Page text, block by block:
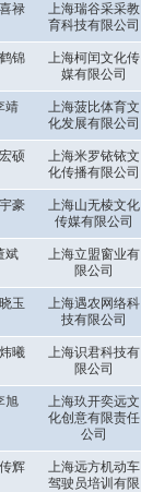
禄
上海瑞谷采采教
育科技有限公司
锦
上海柯闰文化传
媒有限公司
靖
上海菠比体育文
化发展有限公司
硕
上海米罗铱铱文
化传播有限公司
豪
上海山无棱文化
传媒有限公司
斌
上海立盟窗业有
限公司
玉
上海遇农网络科
技有限公司
曦
上海识君科技有
限公司
旭
上海玖开奕远文
化创意有限责任
公司
辉
上海远方机动车
驾驶员培训有限